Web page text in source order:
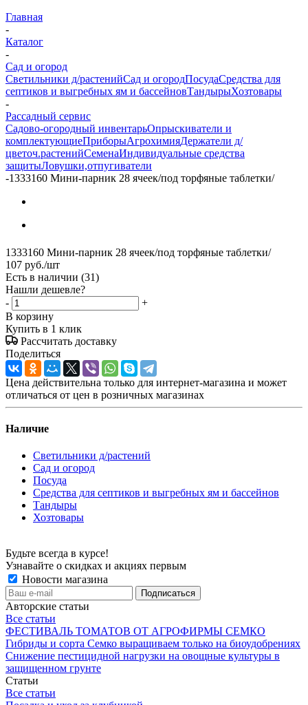
Главная
-
Каталог
-
Сад и огород
Светильники д/растенийСад и огородПосудаСредства для
септиков и выгребных ям и бассейновТандырыХозтовары
-
Рассадный сервис
Садово-огородный инвентарьОпрыскиватели и
комплектующиеПриборыАгрохимияДержатели д/
цветоч.растенийСеменаИндивидуальные средства
защитыЛовушки,отпугиватели
-1333160 Мини-парник 28 ячеек/под торфяные таблетки/
1333160 Мини-парник 28 ячеек/под торфяные таблетки/
107 руб./шт
Есть в наличии (31)
Нашли дешевле?
-
+
В корзину
Купить в 1 клик
Рассчитать доставку
Поделиться
Цена действительна только для интернет-магазина и может
отличаться от цен в розничных магазинах
Наличие
Светильники д/растений
Сад и огород
Посуда
Средства для септиков и выгребных ям и бассейнов
Тандыры
Хозтовары
Будьте всегда в курсе!
Узнавайте о скидках и акциях первым
Новости магазина
Авторские статьи
Все статьи
ФЕСТИВАЛЬ ТОМАТОВ ОТ АГРОФИРМЫ СЕМКО
Гибриды и сорта Семко выращиваем только на биоудобрениях
Снижение пестицидной нагрузки на овощные культуры в
защищенном грунте
Статьи
Все статьи